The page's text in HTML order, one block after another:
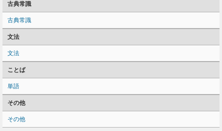
古典常識
古典常識
文法
文法
ことば
単語
その他
その他